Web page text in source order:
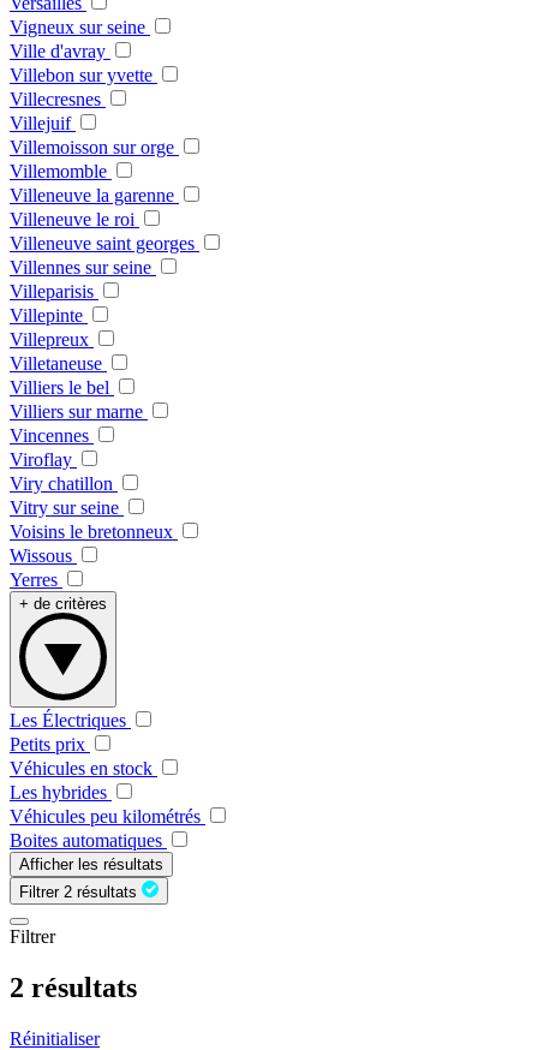
Vigneux sur seine
Ville d'avray
Villebon sur yvette
Villecresnes
Villejuif
Villemoisson sur orge
Villemomble
Villeneuve la garenne
Villeneuve le roi
Villeneuve saint georges
Villennes sur seine
Villeparisis
Villepinte
Villepreux
Villetaneuse
Villiers le bel
Villiers sur marne
Vincennes
Viroflay
Viry chatillon
Vitry sur seine
Voisins le bretonneux
Wissous
Yerres
+ de critères
Les Électriques
Petits prix
Véhicules en stock
Les hybrides
Véhicules peu kilométrés
Boites automatiques
Afficher les résultats
Filtrer 2 résultats
Filtrer
2 résultats
Réinitialiser